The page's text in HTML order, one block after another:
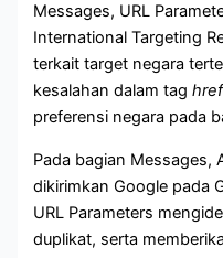
Messages, URL
International Targeting
terkait target negara
kesalahan dalam tag
preferensi negara pada
Pada bagian Messages,
dikirimkan Google pada
URL Parameters
duplikat, serta